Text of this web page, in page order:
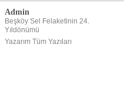
Admin
Beşköy Sel Felaketinin 24.
Yıldönümü
Yazarım Tüm Yazıları